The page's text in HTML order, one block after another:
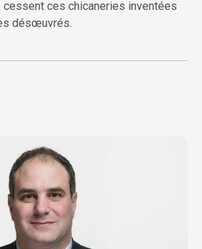
cessent ces chicaneries inventées
désœuvrés.